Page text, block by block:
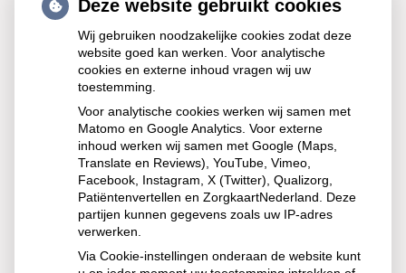
Steeds meer huisartsen,
tandartsen en fysio’s stellen boete
in voor ‘no-shows’
Steeds meer huisartsen, tandartsen en fysiotherapeuten
rekenen een boete aan patiënten die niet op afspraken
verschijnen. Het doel is bewustwording, geen straf. Vooral
gemiste afspraken bij de POH-GGZ zijn problematisch,
omdat ze langer duren en wachttijden verlengen.
Sommige praktijken hanteren hiervoor hogere boetes.
Deze website gebruikt cookies
Wij gebruiken noodzakelijke cookies zodat deze
website goed kan werken. Voor analytische
cookies en externe inhoud vragen wij uw
toestemming.
Voor analytische cookies werken wij samen met
Matomo en Google Analytics. Voor externe
inhoud werken wij samen met Google (Maps,
Translate en Reviews), YouTube, Vimeo,
Facebook, Instagram, X (Twitter), Qualizorg,
Patiëntenvertellen en ZorgkaartNederland. Deze
partijen kunnen gegevens zoals uw IP-adres
verwerken.
Via Cookie-instellingen onderaan de website kunt